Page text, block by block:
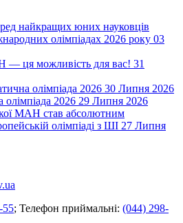
найкращих юних науковців
олімпіадах 2026 року 03
— ця можливість для вас! 31
олімпіада 2026 30 Липня 2026
олімпіада 2026 29 Липня 2026
МАН став абсолютним
олімпіаді з ШІ 27 Липня
55; Телефон приймальні: (044) 298-